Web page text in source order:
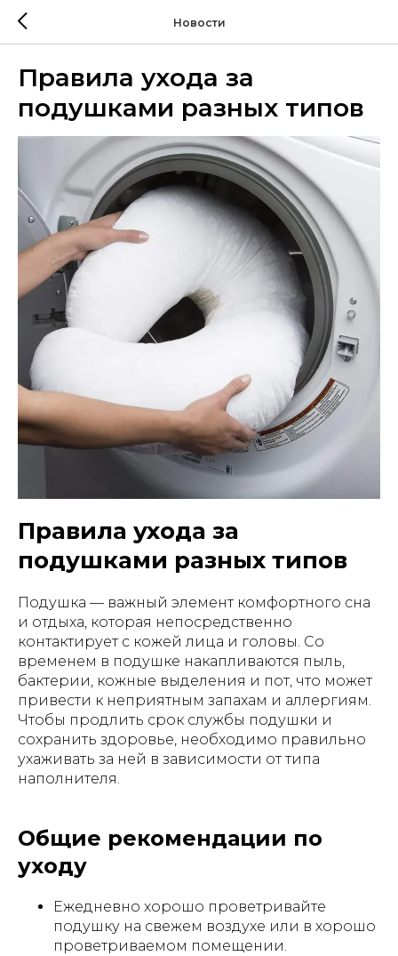
Новости
Правила ухода за
подушками разных типов
Правила ухода за
подушками разных типов
Подушка — важный элемент комфортного сна
и отдыха, которая непосредственно
контактирует с кожей лица и головы. Со
временем в подушке накапливаются пыль,
бактерии, кожные выделения и пот, что может
привести к неприятным запахам и аллергиям.
Чтобы продлить срок службы подушки и
сохранить здоровье, необходимо правильно
ухаживать за ней в зависимости от типа
наполнителя.
Общие рекомендации по
уходу
Ежедневно хорошо проветривайте
подушку на свежем воздухе или в хорошо
проветриваемом помещении.